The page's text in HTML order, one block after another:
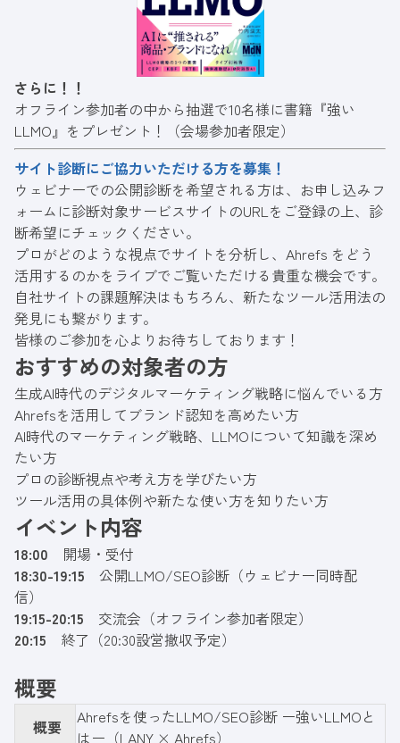
さらに！！
オフライン参加者の中から抽選で10名様に書籍『強い
LLMO』をプレゼント！（会場参加者限定）
サイト診断にご協力いただける方を募集！
ウェビナーでの公開診断を希望される方は、 お申し込みフ
ォーム に診断対象サービスサイトのURLをご登録の上、診
断希望にチェックください。
プロがどのような視点でサイトを分析し、Ahrefs をどう
活用するのかをライブでご覧いただける貴重な機会です。
自社サイトの課題解決はもちろん、新たなツール活用法の
発見にも繋がります。
皆様のご参加を心よりお待ちしております！
おすすめの対象者の方
生成AI時代のデジタルマーケティング戦略に悩んでいる方
Ahrefsを活用してブランド認知を高めたい方
AI時代のマーケティング戦略、LLMOについて知識を深め
たい方
プロの診断視点や考え方を学びたい方
ツール活用の具体例や新たな使い方を知りたい方
イベント内容
18:00 開場・受付
18:30-19:15 公開LLMO/SEO診断（ウェビナー同時配
信）
19:15-20:15 交流会（オフライン参加者限定）
20:15 終了（20:30設営撤収予定）
概要
概要
Ahrefsを使ったLLMO/SEO診断 ー強いLLMOと
はー（LANY × Ahrefs）